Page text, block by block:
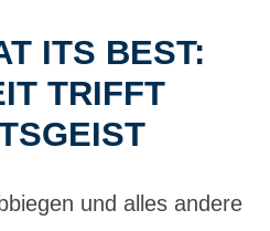
ITS BEST:
TRIFFT
und alles andere